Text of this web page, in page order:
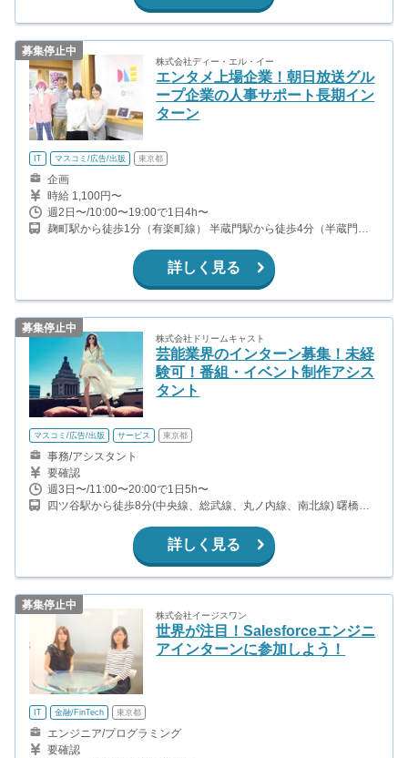
募集停止中
株式会社ディー・エル・イー
エンタメ上場企業！朝日放送グル
ープ企業の人事サポート長期イン
ターン
IT マスコミ/広告/出版 東京都
企画
時給 1,100円〜
週2日〜/10:00〜19:00で1日4h〜
麹町駅から徒歩1分（有楽町線） 半蔵門駅から徒歩4分（半蔵門
線） 永田町駅から徒歩9分（有楽町線、半蔵門線、南北線）
詳しく見る
募集停止中
株式会社ドリームキャスト
芸能業界のインターン募集！未経
験可！番組・イベント制作アシス
タント
マスコミ/広告/出版 サービス 東京都
事務/アシスタント
要確認
週3日〜/11:00〜20:00で1日5h〜
四ツ谷駅から徒歩8分(中央線、総武線、丸ノ内線、南北線) 曙橋駅
詳しく見る
募集停止中
株式会社イージスワン
世界が注目！Salesforceエンジニ
アインターンに参加しよう！
IT 金融/FinTech 東京都
エンジニア/プログラミング
要確認